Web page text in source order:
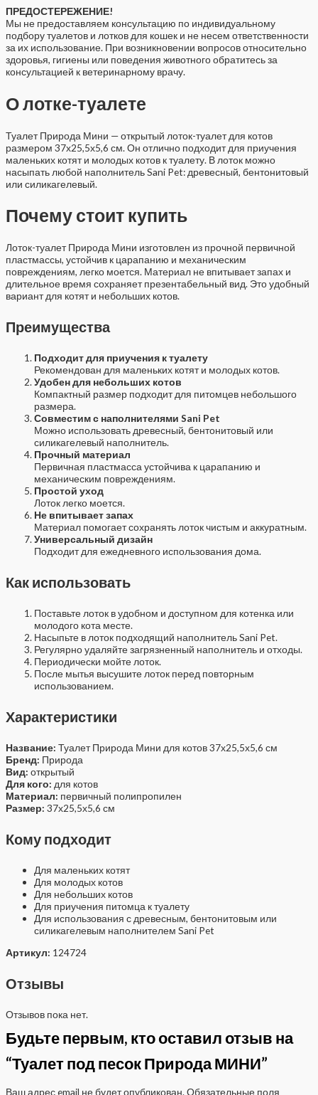
ПРЕДОСТЕРЕЖЕНИЕ!
Мы не предоставляем консультацию по индивидуальному
подбору туалетов и лотков для кошек и не несем ответственности
за их использование. При возникновении вопросов относительно
здоровья, гигиены или поведения животного обратитесь за
консультацией к ветеринарному врачу.
О лотке-туалете
Туалет Природа Мини — открытый лоток-туалет для котов
размером 37х25,5х5,6 см. Он отлично подходит для приучения
маленьких котят и молодых котов к туалету. В лоток можно
насыпать любой наполнитель Sani Pet: древесный, бентонитовый
или силикагелевый.
Почему стоит купить
Лоток-туалет Природа Мини изготовлен из прочной первичной
пластмассы, устойчив к царапанию и механическим
повреждениям, легко моется. Материал не впитывает запах и
длительное время сохраняет презентабельный вид. Это удобный
вариант для котят и небольших котов.
Преимущества
Подходит для приучения к туалету
Рекомендован для маленьких котят и молодых котов.
Удобен для небольших котов
Компактный размер подходит для питомцев небольшого
размера.
Совместим с наполнителями Sani Pet
Можно использовать древесный, бентонитовый или
силикагелевый наполнитель.
Прочный материал
Первичная пластмасса устойчива к царапанию и
механическим повреждениям.
Простой уход
Лоток легко моется.
Не впитывает запах
Материал помогает сохранять лоток чистым и аккуратным.
Универсальный дизайн
Подходит для ежедневного использования дома.
Как использовать
Поставьте лоток в удобном и доступном для котенка или
молодого кота месте.
Насыпьте в лоток подходящий наполнитель Sani Pet.
Регулярно удаляйте загрязненный наполнитель и отходы.
Периодически мойте лоток.
После мытья высушите лоток перед повторным
использованием.
Характеристики
Название: Туалет Природа Мини для котов 37х25,5х5,6 см
Бренд: Природа
Вид: открытый
Для кого: для котов
Материал: первичный полипропилен
Размер: 37х25,5х5,6 см
Кому подходит
Для маленьких котят
Для молодых котов
Для небольших котов
Для приучения питомца к туалету
Для использования с древесным, бентонитовым или
силикагелевым наполнителем Sani Pet
Артикул: 124724
Отзывы
Отзывов пока нет.
Будьте первым, кто оставил отзыв на
“Туалет под песок Природа МИНИ”
Ваш адрес email не будет опубликован. Обязательные поля